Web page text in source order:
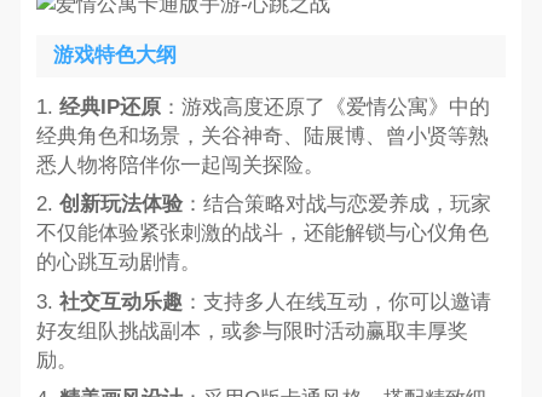
游戏特色大纲
1. 经典IP还原：游戏高度还原了《爱情公寓》中的
经典角色和场景，关谷神奇、陆展博、曾小贤等熟
悉人物将陪伴你一起闯关探险。
2. 创新玩法体验：结合策略对战与恋爱养成，玩家
不仅能体验紧张刺激的战斗，还能解锁与心仪角色
的心跳互动剧情。
3. 社交互动乐趣：支持多人在线互动，你可以邀请
好友组队挑战副本，或参与限时活动赢取丰厚奖
励。